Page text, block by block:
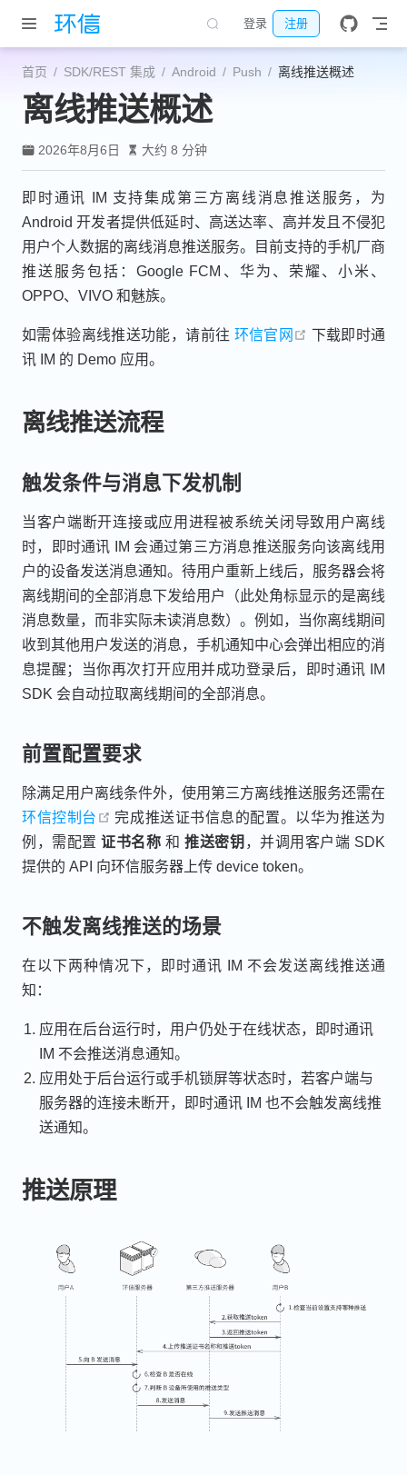
跳至主要內容
登录 注册
首页 SDK/REST 集成 Android Push 离线推送概述
离线推送概述
2026年8月6日 大约 8 分钟
即时通讯 IM 支持集成第三方离线消息推送服务，为
Android 开发者提供低延时、高送达率、高并发且不侵犯
用户个人数据的离线消息推送服务。目前支持的手机厂商
推送服务包括：Google FCM、华为、荣耀、小米、
OPPO、VIVO 和魅族。
如需体验离线推送功能，请前往 环信官网 open in new
下载即时通
讯 IM 的 Demo 应用。
离线推送流程
触发条件与消息下发机制
当客户端断开连接或应用进程被系统关闭导致用户离线
时，即时通讯 IM 会通过第三方消息推送服务向该离线用
户的设备发送消息通知。待用户重新上线后，服务器会将
离线期间的全部消息下发给用户（此处角标显示的是离线
消息数量，而非实际未读消息数）。例如，当你离线期间
收到其他用户发送的消息，手机通知中心会弹出相应的消
息提醒；当你再次打开应用并成功登录后，即时通讯 IM
SDK 会自动拉取离线期间的全部消息。
前置配置要求
除满足用户离线条件外，使用第三方离线推送服务还需在
环信控制台
open in new window
完成推送证书信息的配置。以华为推送为
例，需配置证书名称 和推送密钥 ，并调用客户端 SDK
提供的 API 向环信服务器上传 device token。
不触发离线推送的场景
在以下两种情况下，即时通讯 IM 不会发送离线推送通
知：
应用在后台运行时，用户仍处于在线状态，即时通讯
IM 不会推送消息通知。
应用处于后台运行或手机锁屏等状态时，若客户端与
服务器的连接未断开，即时通讯 IM 也不会触发离线推
送通知。
推送原理